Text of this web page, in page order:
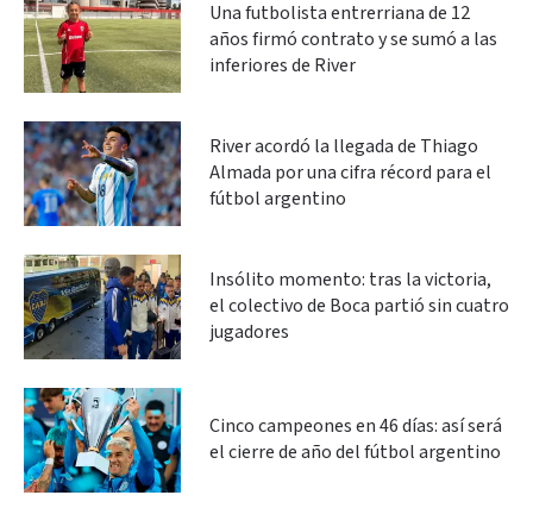
Una futbolista entrerriana de 12
años firmó contrato y se sumó a las
inferiores de River
River acordó la llegada de Thiago
Almada por una cifra récord para el
fútbol argentino
Insólito momento: tras la victoria,
el colectivo de Boca partió sin cuatro
jugadores
Cinco campeones en 46 días: así será
el cierre de año del fútbol argentino